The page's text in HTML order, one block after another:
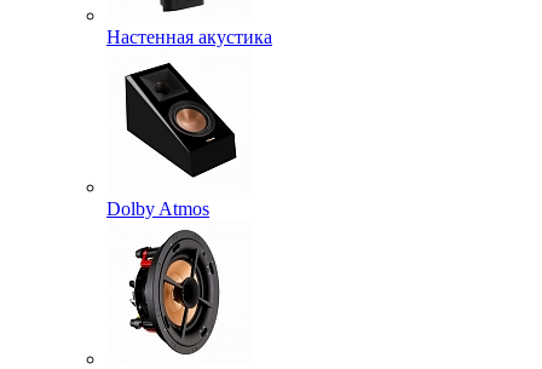
Настенная акустика
Dolby Atmos